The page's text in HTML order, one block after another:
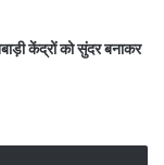
केंद्रों को सुंदर बनाकर